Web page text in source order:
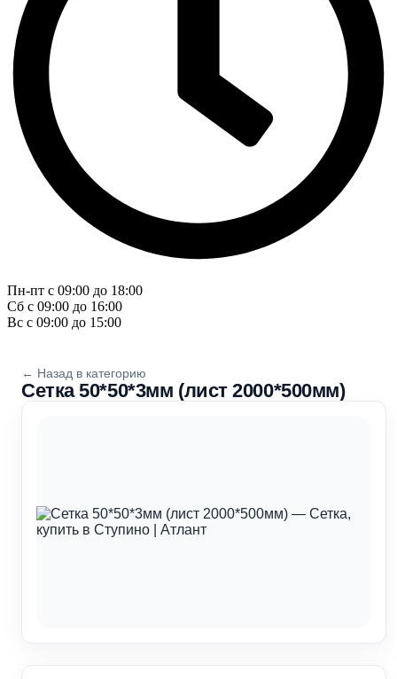
Пн-пт с 09:00 до 18:00
Сб с 09:00 до 16:00
Вс с 09:00 до 15:00
← Назад в категорию
Сетка 50*50*3мм (лист 2000*500мм)